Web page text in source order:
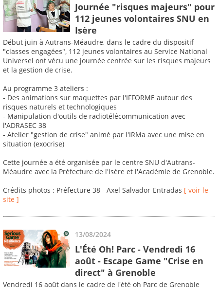
Journée "risques majeurs" pour
112 jeunes volontaires SNU en
Isère
Début juin à Autrans-Méaudre, dans le cadre du dispositif
"classes engagées", 112 jeunes volontaires au Service National
Universel ont vécu une journée centrée sur les risques majeurs
et la gestion de crise.
Au programme 3 ateliers :
- Des animations sur maquettes par l'IFFORME autour des
risques naturels et technologiques
- Manipulation d'outils de radiotélécommunication avec
l'ADRASEC 38
- Atelier "gestion de crise" animé par l'IRMa avec une mise en
situation (exocrise)
Cette journée a été organisée par le centre SNU d'Autrans-
Méaudre avec la Préfecture de l'Isère et l'Académie de Grenoble.
Crédits photos : Préfecture 38 - Axel Salvador-Entradas [ voir le
site ]
13/08/2024
L'Été Oh! Parc - Vendredi 16
août - Escape Game "Crise en
direct" à Grenoble
Vendredi 16 août dans le cadre de l'été oh Parc de Grenoble